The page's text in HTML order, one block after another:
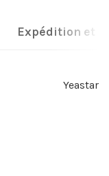
Expédition et
Yeastar